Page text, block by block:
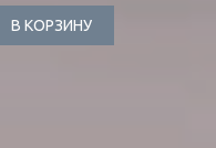
В КОРЗИНУ